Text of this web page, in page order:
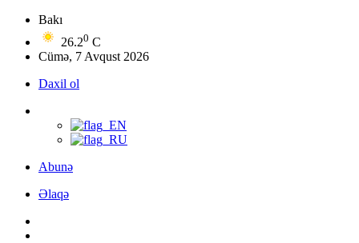
Bakı
26.20 C
Cümə, 7 Avqust 2026
Daxil ol
Abunə
Əlaqə